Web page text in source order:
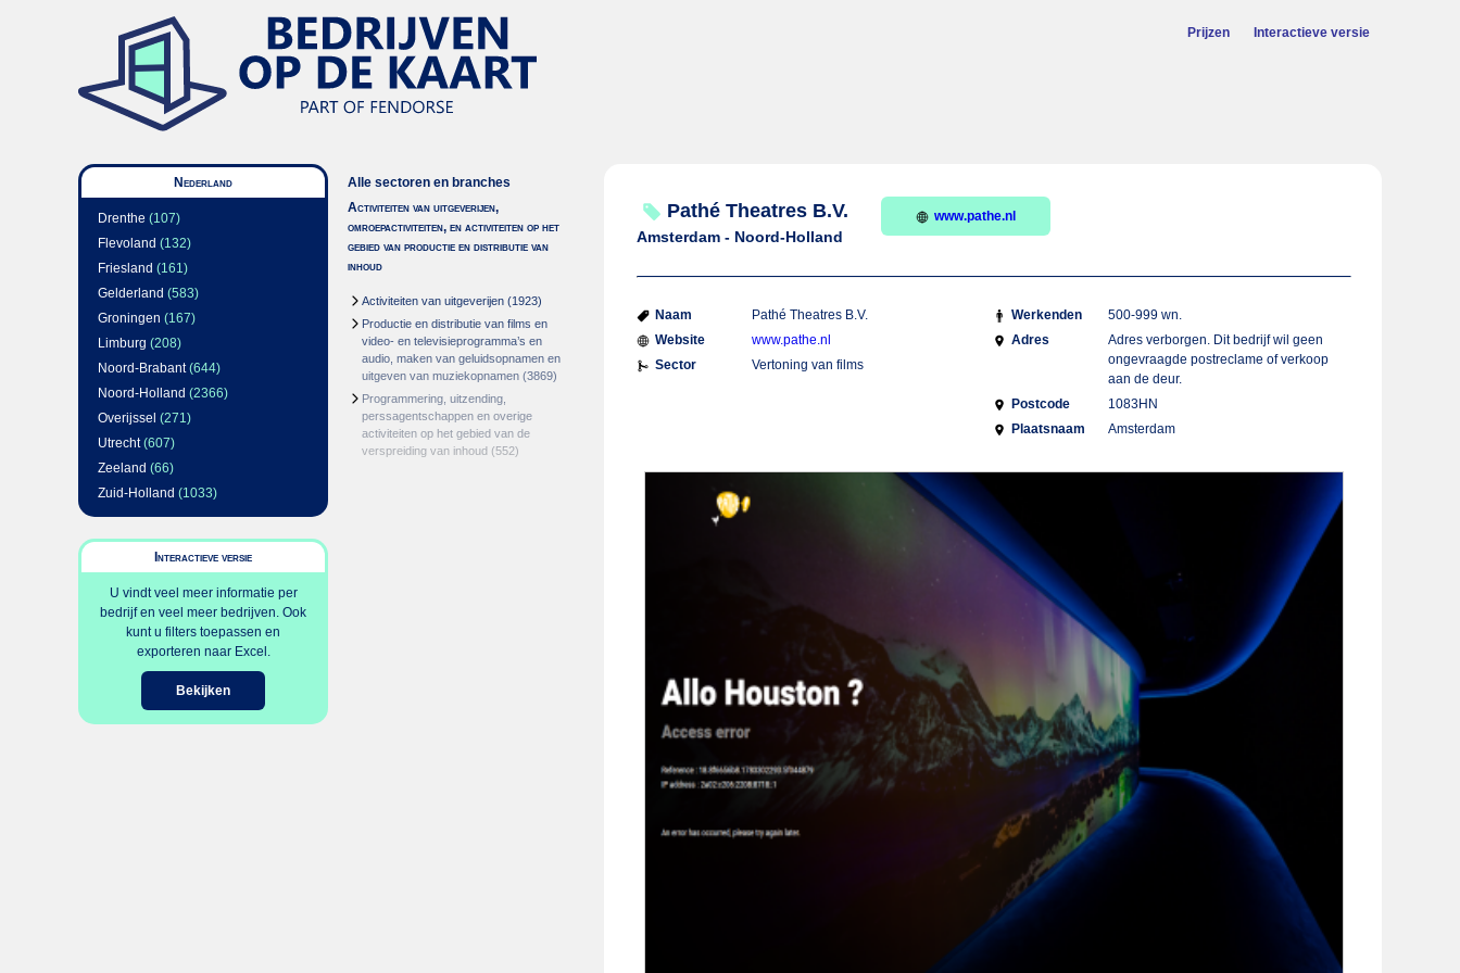
Prijzen Interactieve versie
Nederland
Drenthe (107)
Flevoland (132)
Friesland (161)
Gelderland (583)
Groningen (167)
Limburg (208)
Noord-Brabant(644)
Noord-Holland (2366)
Overijssel (271)
Utrecht(607)
Zeeland (66)
Zuid-Holland (1033)
Interactieve versie
U vindt veel meer informatie per
bedrijf en veel meer bedrijven. Ook
kunt u filters toepassen en
exporteren naar Excel.
Bekijken
Alle sectoren en branches
Activiteiten van uitgeverijen,
omroepactiviteiten, en activiteiten op het
gebied van productie en distributie van
inhoud
Activiteiten van uitgeverijen (1923)
Productie en distributie van films en
video- en televisieprogramma’s en
audio, maken van geluidsopnamen en
uitgeven van muziekopnamen (3869)
Programmering, uitzending,
perssagentschappen en overige
activiteiten op het gebied van de
verspreiding van inhoud (552)
Pathé Theatres B.V.
Amsterdam - Noord-Holland
www.pathe.nl
Naam
Pathé Theatres B.V.
Website
www.pathe.nl
Sector
Vertoning van films
Werkenden
500-999 wn.
Adres
Adres verborgen. Dit bedrijf wil geen
ongevraagde postreclame of verkoop
aan de deur.
Postcode
1083HN
Plaatsnaam
Amsterdam